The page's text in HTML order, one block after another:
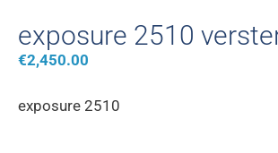
exposure 2510
€2,450.00
exposure 2510